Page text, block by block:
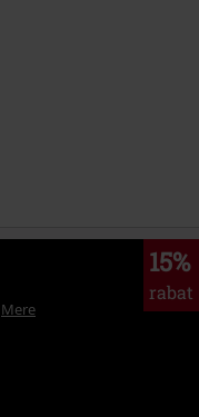
15%
rabat
Mere